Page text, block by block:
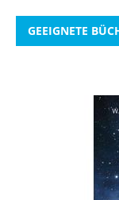
GEEIGNETE